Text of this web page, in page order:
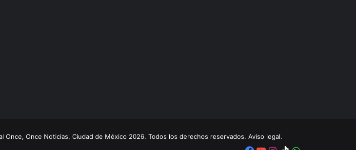
Once, Once Noticias, Ciudad de México 2026. Todos los derechos reservados. Aviso legal.